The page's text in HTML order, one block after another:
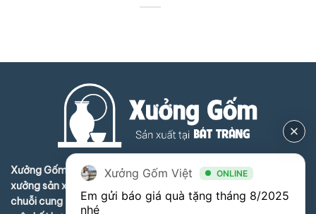
Xưởng Gốm Bát Tràng Việt (xuonggom.vn) Liên kết nhiều
xưởng sản xuất gốm sứ và phụ trợ ở Bát Tràng tạo thành
chuỗi cung ứng hoàn hảo , nâng cao năng lực sản xuất quy
Xưởng Gốm Việt ONLINE
Em gửi báo giá quà tặng tháng 8/2025
nhé